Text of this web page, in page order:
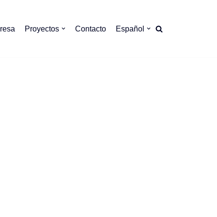
Proyectos Contacto Español